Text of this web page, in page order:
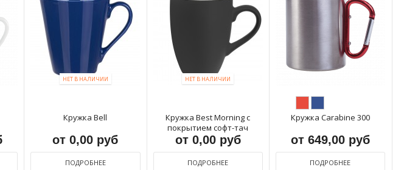
НЕТ В НАЛИЧИИ
Кружка Bell
от 0,00 руб
ПОДРОБНЕЕ
НЕТ В НАЛИЧИИ
Кружка Best Morning c
покрытием софт-тач
от 0,00 руб
ПОДРОБНЕЕ
Кружка Carabine 300
от 649,00 руб
ПОДРОБНЕЕ